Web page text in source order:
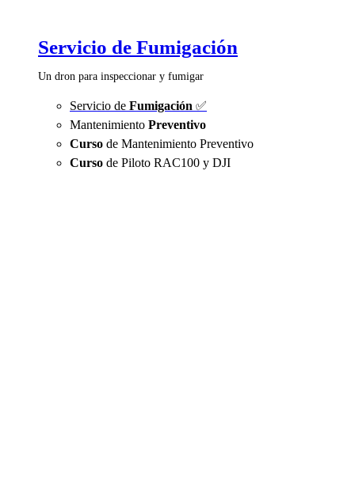
Servicio de Fumigación
Un dron para inspeccionar y fumigar
Servicio de Fumigación ✅
Mantenimiento Preventivo
Curso de Mantenimiento Preventivo
Curso de Piloto RAC100 y DJI